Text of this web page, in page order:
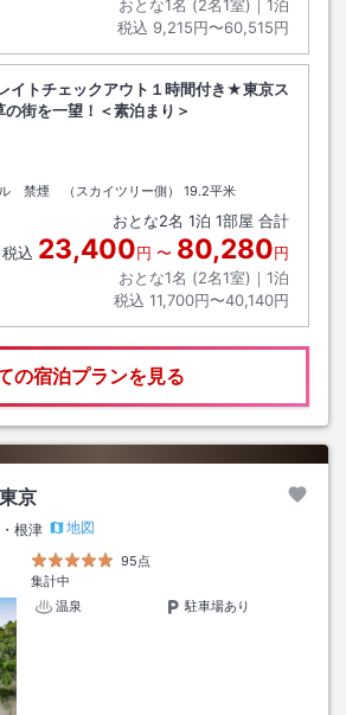
おとな1名 (2名1室)｜ 1泊
税込 9,215円〜60,515円
イトチェックアウト１時間付き★東京ス
街を一望！＜素泊まり＞
アウト
禁煙 （スカイツリー側）
19.2平米
おとな2名 1泊 1部屋 合計
税込 23,400円 〜 80,280円
おとな1名 (2名1室)｜ 1泊
税込 11,700円〜40,140円
の宿泊プランを見る
京
根津
地図
95点
集計中
温泉
駐車場あり